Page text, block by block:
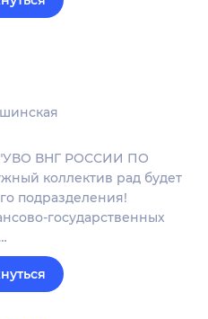
"УВО ВНГ РОССИИ ПО
коллектив рад будет
подразделения!
государственных